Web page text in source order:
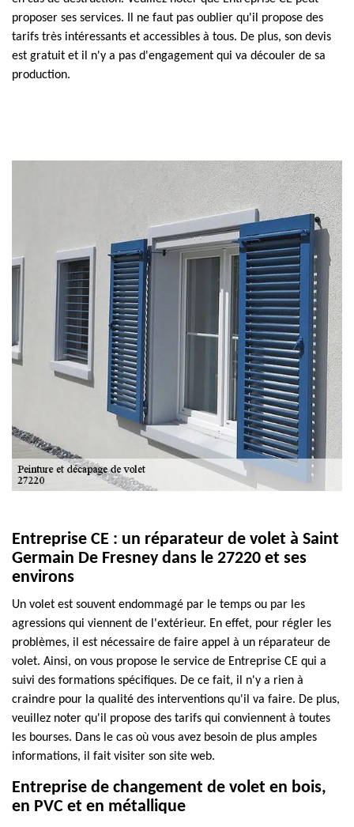
proposer ses services. Il ne faut pas oublier qu'il propose des
tarifs très intéressants et accessibles à tous. De plus, son devis
est gratuit et il n'y a pas d'engagement qui va découler de sa
production.
Entreprise CE : un réparateur de volet à Saint
Germain De Fresney dans le 27220 et ses
environs
Un volet est souvent endommagé par le temps ou par les
agressions qui viennent de l'extérieur. En effet, pour régler les
problèmes, il est nécessaire de faire appel à un réparateur de
volet. Ainsi, on vous propose le service de Entreprise CE qui a
suivi des formations spécifiques. De ce fait, il n'y a rien à
craindre pour la qualité des interventions qu'il va faire. De plus,
veuillez noter qu'il propose des tarifs qui conviennent à toutes
les bourses. Dans le cas où vous avez besoin de plus amples
informations, il fait visiter son site web.
Entreprise de changement de volet en bois,
en PVC et en métallique